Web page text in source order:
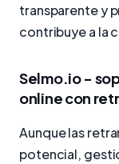
transparente y
contribuye a la
Selmo.io -
online con
Aunque las
potencial,